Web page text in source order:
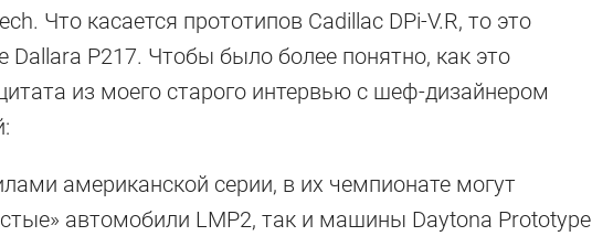
Что касается прототипов Cadillac DPi-V.R, то это
P217. Чтобы было более понятно, как это
из моего старого интервью с шеф-дизайнером
американской серии, в их чемпионате могут
автомобили LMP2, так и машины Daytona Prototype